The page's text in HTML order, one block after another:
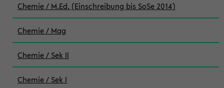
Chemie / M.Ed. (Einschreibung bis SoSe 2014)
Chemie / Mag
Chemie / Sek II
Chemie / Sek I